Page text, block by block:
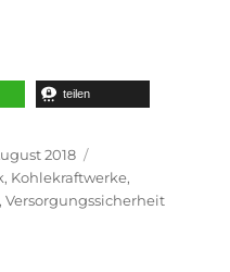
teilen
2018
, Kohlekraftwerke,
,Versorgungssicherheit